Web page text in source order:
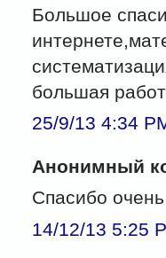
Большое
большая
25/9/13 4:34
Анонимный
Спасибо
14/12/13 5:25